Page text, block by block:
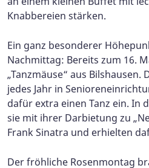
Knabbereien stärken.
Ein ganz besonderer
Nachmittag: Bereits zum 16.
„Tanzmäuse“ aus
jedes Jahr in
dafür extra einen Tanz ein. In
sie mit ihrer Darbietung zu
Frank Sinatra und erhielten
Der fröhliche Rosenmontag